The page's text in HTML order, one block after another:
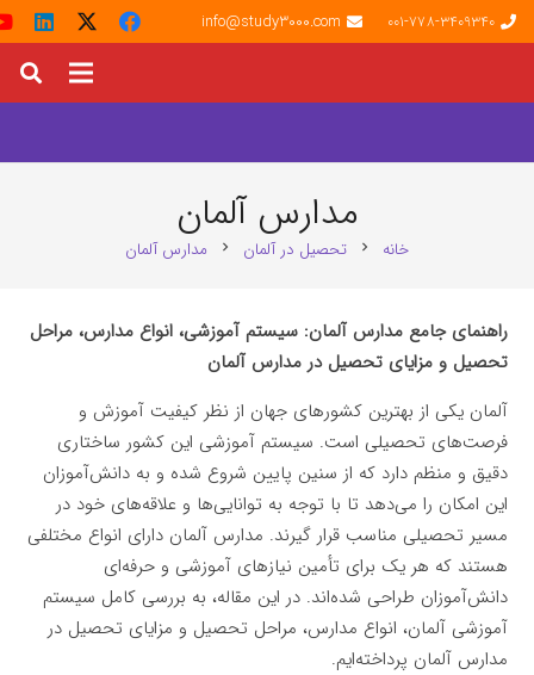
001-778-3409340
info@study3000.com
مدارس آلمان
خانه chevron_right تحصیل در آلمان chevron_right مدارس آلمان
راهنمای جامع مدارس آلمان: سیستم آموزشی، انواع مدارس، مراحل
تحصیل و مزایای تحصیل در مدارس آلمان
آلمان یکی از بهترین کشورهای جهان از نظر کیفیت آموزش و
فرصت‌های تحصیلی است. سیستم آموزشی این کشور ساختاری
دقیق و منظم دارد که از سنین پایین شروع شده و به دانش‌آموزان
این امکان را می‌دهد تا با توجه به توانایی‌ها و علاقه‌های خود در
مسیر تحصیلی مناسب قرار گیرند. مدارس آلمان دارای انواع مختلفی
هستند که هر یک برای تأمین نیازهای آموزشی و حرفه‌ای
دانش‌آموزان طراحی شده‌اند. در این مقاله، به بررسی کامل سیستم
آموزشی آلمان، انواع مدارس، مراحل تحصیل و مزایای تحصیل در
مدارس آلمان پرداخته‌ایم.